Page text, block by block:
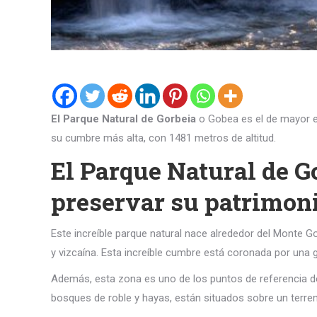
El Parque Natural de Gorbeia o Gobea es el de mayor
su cumbre más alta, con 1481 metros de altitud.
El Parque Natural de
preservar su
Este increíble parque natural nace alrededor del Monte
y vizcaína. Esta increíble cumbre está coronada por
Además, esta zona es uno de los puntos de referencia
bosques de roble y hayas, están situados sobre un